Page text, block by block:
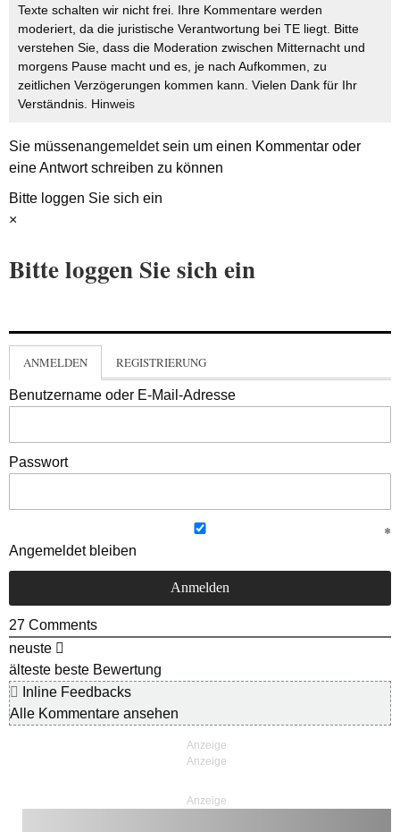
Texte schalten wir nicht frei. Ihre Kommentare werden
moderiert, da die juristische Verantwortung bei TE liegt. Bitte
verstehen Sie, dass die Moderation zwischen Mitternacht und
morgens Pause macht und es, je nach Aufkommen, zu
zeitlichen Verzögerungen kommen kann. Vielen Dank für Ihr
Verständnis. Hinweis
Sie müssenangemeldetsein um einen Kommentar oder
eine Antwort schreiben zu können
Bitte loggen Sie sich ein
×
Bitte loggen Sie sich ein
ANMELDEN REGISTRIERUNG
Benutzername oder E-Mail-Adresse
Passwort
Angemeldet bleiben
27 Comments
neuste
älteste beste Bewertung
Inline Feedbacks
Alle Kommentare ansehen
Anzeige